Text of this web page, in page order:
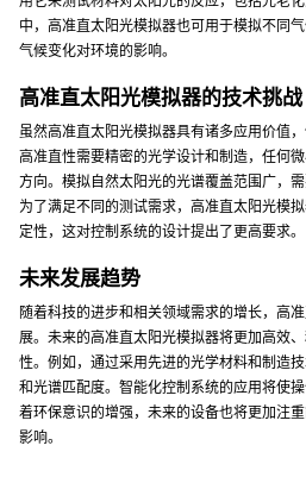
中，高准直太阳光模拟器也可用于模拟不同
气候变化对环境的影响。
高准直太阳光模拟器的技术挑战
虽然高准直太阳光模拟器具有诸多应用价值
高准直性需要精密的光学设计和制造，任何
方向。模拟自然太阳光的光谱覆盖范围广，
为了满足不同的测试需求，高准直太阳光模
定性，这对控制系统的设计提出了更高要求。
未来发展趋势
随着科技的进步和相关领域需求的增长，高
展。未来的高准直太阳光模拟器将更加高效
性。例如，通过采用先进的光学材料和制造
和光谱匹配度。智能化控制系统的应用将使
着环保意识的增强，未来的设备也将更加注
影响。